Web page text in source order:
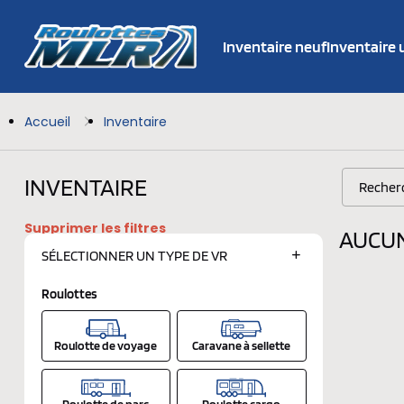
Inventaire neufInventaire
Accueil Inventaire
INVENTAIRE
Supprimer les filtres
SÉLECTIONNER UN TYPE DE VR
Roulottes
Roulotte de voyage Caravane à sellette